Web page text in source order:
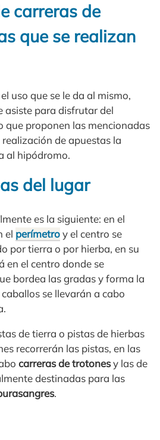
carreras de
que se realizan
uso que se le da al mismo,
asiste para disfrutar del
que proponen las mencionadas
de apuestas la
al hipódromo.
del lugar
es la siguiente: en el
el perímetroy el centro se
por tierra o por hierba, en su
en el centro donde se
bordea las gradas y forma la
se llevarán a cabo
de tierra o pistas de hierbas
recorrerán las pistas, en las
carreras de trotonesy las de
destinadas para las
.